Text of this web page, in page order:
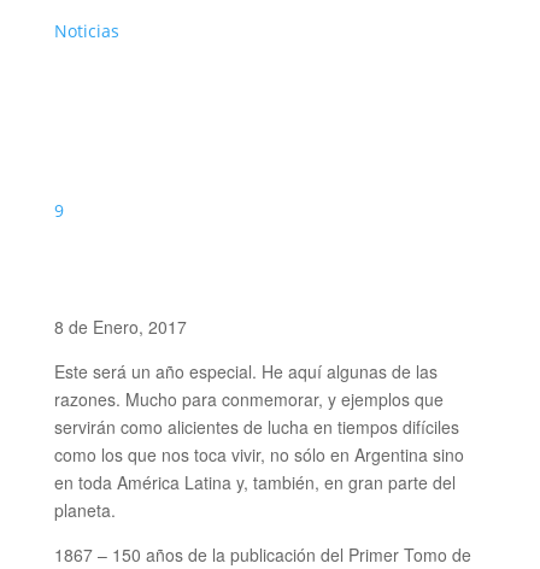
Noticias
9
8 de Enero, 2017
Este será un año especial. He aquí algunas de las
razones. Mucho para conmemorar, y ejemplos que
servirán como alicientes de lucha en tiempos difíciles
como los que nos toca vivir, no sólo en Argentina sino
en toda América Latina y, también, en gran parte del
planeta.
1867 – 150 años de la publicación del Primer Tomo de